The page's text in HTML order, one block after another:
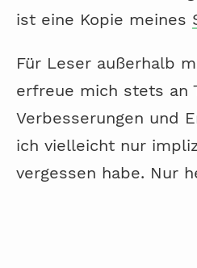
ist eine Kopie meines
Für Leser außerhalb
erfreue mich stets an
Verbesserungen und
ich vielleicht nur
vergessen habe. Nur